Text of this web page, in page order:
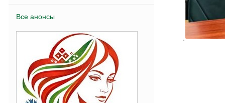
Все анонсы